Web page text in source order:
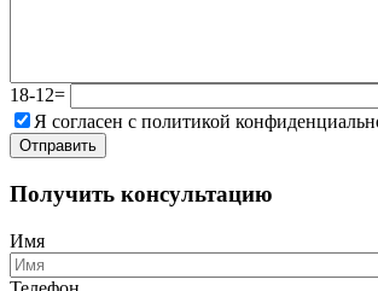
18-12=
Я согласен с политикой
Получить консультацию
Имя